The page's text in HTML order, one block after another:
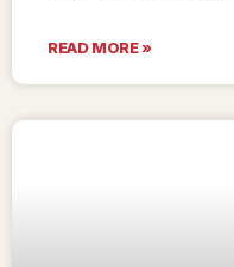
READ MORE »